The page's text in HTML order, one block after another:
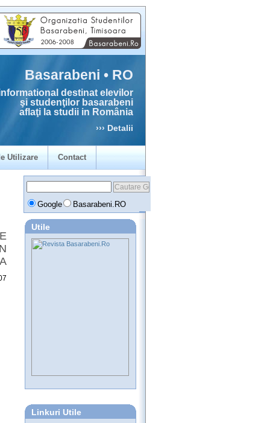
Basarabeni • RO
destinat elevilor
şi studenţilor basarabeni
aflaţi la studii in România
››› Detalii
Utilizare Contact
Google Basarabeni.RO
Utile
Linkuri Utile